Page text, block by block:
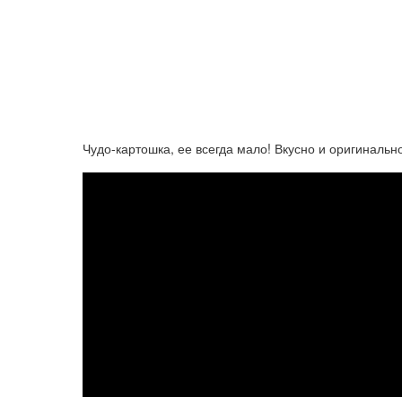
Чудо-картошка, ее всегда мало! Вкусно и